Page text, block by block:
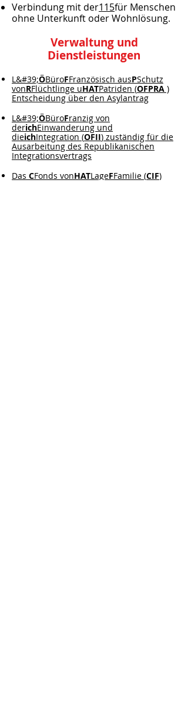
Verbindung mit der115für Menschen
ohne Unterkunft oder Wohnlösung.
Verwaltung und
Dienstleistungen
L&#39;ÖBüroFFranzösisch ausPSchutz
vonRFlüchtlinge uHATPatriden (OFPRA )
Entscheidung über den Asylantrag
L&#39;ÖBüroFranzig von
derichEinwanderung und
dieichIntegration (OFII) zuständig für die
Ausarbeitung des Republikanischen
Integrationsvertrags
Das CFonds vonHATLageFFamilie (CIF)